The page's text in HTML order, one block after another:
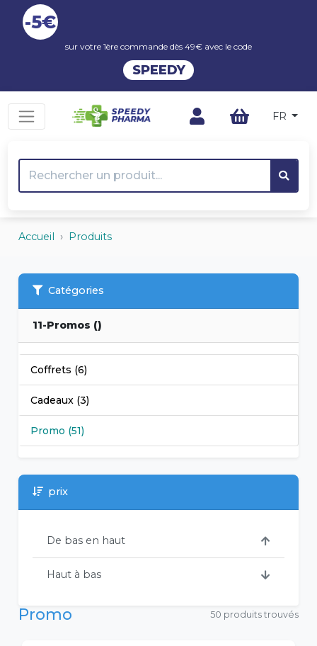
-5€
sur votre 1ère commande dès 49€ avec le code
SPEEDY
FR
Accueil Produits
Catégories
11-Promos ()
Coffrets (6)
Cadeaux (3)
Promo (51)
prix
De bas en haut
Haut à bas
Promo 50 produits trouvés